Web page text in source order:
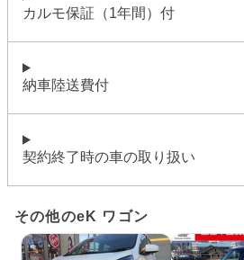
カルモ保証（1年間）付
納車陸送費付
契約終了時の車の取り扱い
その他のeK ワゴン